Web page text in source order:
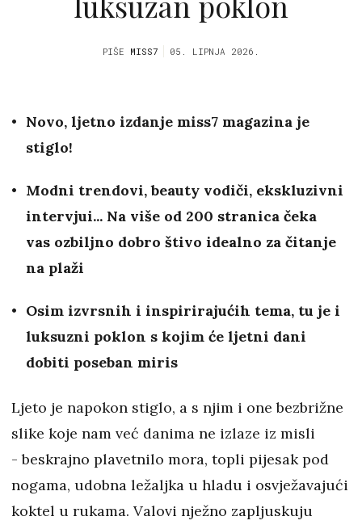
PIŠE MISS7 05. LIPNJA 2026.
Novo, ljetno izdanje miss7 magazina je
stiglo!
Modni trendovi, beauty vodiči, ekskluzivni
intervjui... Na više od 200 stranica čeka
vas ozbiljno dobro štivo idealno za čitanje
na plaži
Osim izvrsnih i inspirirajućih tema, tu je i
luksuzni poklon s kojim će ljetni dani
dobiti poseban miris
Ljeto je napokon stiglo, a s njim i one bezbrižne
slike koje nam već danima ne izlaze iz misli
- beskrajno plavetnilo mora, topli pijesak pod
nogama, udobna ležaljka u hladu i osvježavajući
koktel u rukama. Valovi nježno zapljuskuju